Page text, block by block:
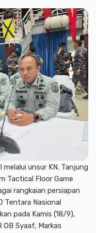
melalui unsur KN. Tanjung
Tactical Floor Game
rangkaian persiapan
Tentara Nasional
pada Kamis (18/9),
OB Syaaf, Markas